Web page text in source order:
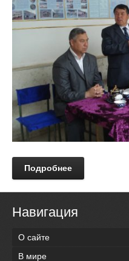
Подробнее
Навигация
О сайте
В мире